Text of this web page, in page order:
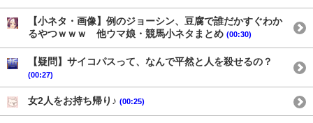
【小ネタ・画像】例のジョーシン、豆腐で誰だかすぐわか
るやつｗｗｗ 他ウマ娘・競馬小ネタまとめ (00:30)
【疑問】サイコパスって、なんで平然と人を殺せるの？
(00:27)
女2人をお持ち帰り♪ (00:25)